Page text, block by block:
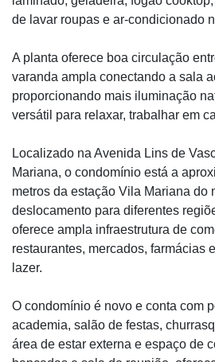
de lavar roupas e ar-condicionado
A planta oferece boa circulação
varanda ampla conectando a sala
proporcionando mais iluminação
versátil para relaxar, trabalhar em
Localizado na Avenida Lins de
Mariana, o condomínio está a
metros da estação Vila Mariana do
deslocamento para diferentes
oferece ampla infraestrutura de
restaurantes, mercados, farmácias
lazer.
O condomínio é novo e conta com
academia, salão de festas,
área de estar externa e espaço de